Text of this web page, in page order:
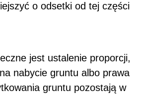
o odsetki od tej części
jest ustalenie proporcji,
nabycie gruntu albo prawa
gruntu pozostają w